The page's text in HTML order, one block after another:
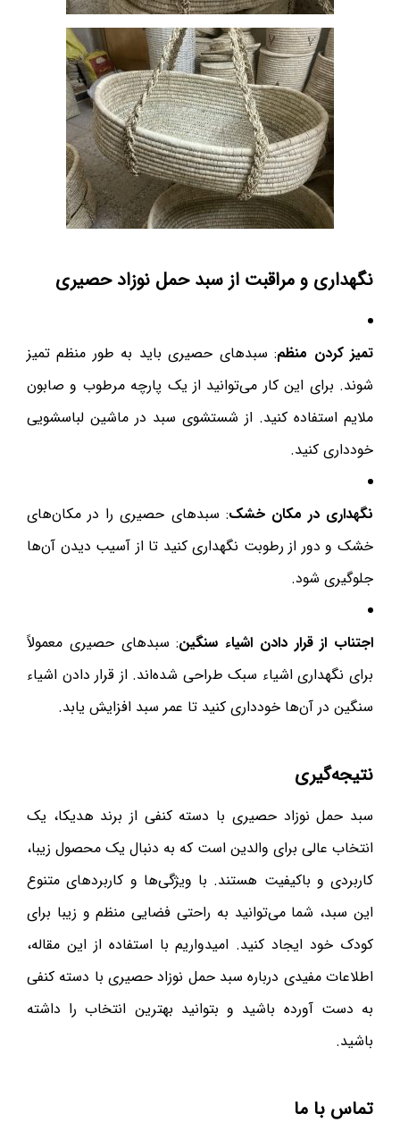
نگهداری و مراقبت از سبد حمل نوزاد حصیری
تمیز کردن منظم: سبدهای حصیری باید به طور منظم تمیز
شوند. برای این کار می‌توانید از یک پارچه مرطوب و صابون
ملایم استفاده کنید. از شستشوی سبد در ماشین لباسشویی
خودداری کنید.
نگهداری در مکان خشک: سبدهای حصیری را در مکان‌های
خشک و دور از رطوبت نگهداری کنید تا از آسیب دیدن آن‌ها
جلوگیری شود.
اجتناب از قرار دادن اشیاء سنگین: سبدهای حصیری معمولاً
برای نگهداری اشیاء سبک طراحی شده‌اند. از قرار دادن اشیاء
سنگین در آن‌ها خودداری کنید تا عمر سبد افزایش یابد.
نتیجه‌گیری
سبد حمل نوزاد حصیری با دسته کنفی از برند هدیکا، یک
انتخاب عالی برای والدین است که به دنبال یک محصول زیبا،
کاربردی و باکیفیت هستند. با ویژگی‌ها و کاربردهای متنوع
این سبد، شما می‌توانید به راحتی فضایی منظم و زیبا برای
کودک خود ایجاد کنید. امیدواریم با استفاده از این مقاله،
اطلاعات مفیدی درباره سبد حمل نوزاد حصیری با دسته کنفی
به دست آورده باشید و بتوانید بهترین انتخاب را داشته
باشید.
تماس با ما